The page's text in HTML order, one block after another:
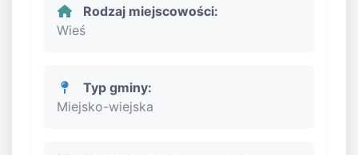
Rodzaj miejscowości:
Wieś
Typ gminy:
Miejsko-wiejska